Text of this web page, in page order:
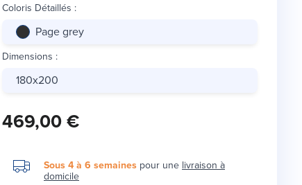
Coloris Détaillés :
Page grey
Dimensions :
180x200
469,00 €
Sous 4 à 6 semaines pour unelivraison à
domicile